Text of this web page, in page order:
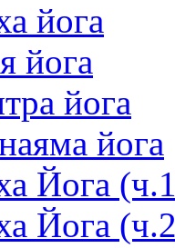
йога
йога
йога
йога
Йога
Йога